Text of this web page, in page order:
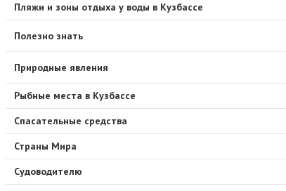
Пляжи и зоны отдыха у воды в Кузбассе
Полезно знать
Природные явления
Рыбные места в Кузбассе
Спасательные средства
Страны Мира
Судоводителю